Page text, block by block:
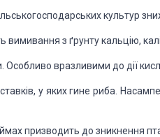
культур
вимивання з ґрунту кальцію,
Особливо вразливими до дії
у яких гине риба.
призводить до зникнення